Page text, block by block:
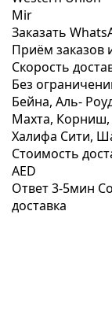
Mir
Заказать
Приём заказов
Скорость
Без
Бейна, Аль-
Махта,
Халифа Сити,
Стоимость
AED
Ответ 3-5мин
доставка